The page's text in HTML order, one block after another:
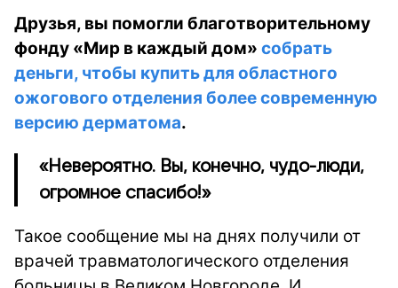
Друзья, вы помогли благотворительному
фонду «Мир в каждый дом» собрать
деньги, чтобы купить для областного
ожогового отделения более современную
версию дерматома.
«Невероятно. Вы, конечно, чудо-люди,
огромное спасибо!»
Такое сообщение мы на днях получили от
врачей травматологического отделения